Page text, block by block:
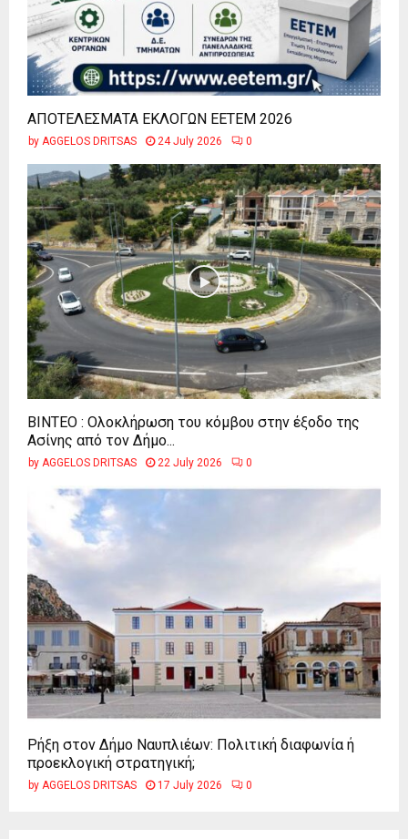
ΑΠΟΤΕΛΕΣΜΑΤΑ ΕΚΛΟΓΩΝ ΕΕΤΕΜ 2026
by AGGELOS DRITSAS 24 July 2026 0
ΒΙΝΤΕΟ : Ολοκλήρωση του κόμβου στην έξοδο της
Ασίνης από τον Δήμο...
by AGGELOS DRITSAS 22 July 2026 0
Ρήξη στον Δήμο Ναυπλιέων: Πολιτική διαφωνία ή
προεκλογική στρατηγική;
by AGGELOS DRITSAS 17 July 2026 0